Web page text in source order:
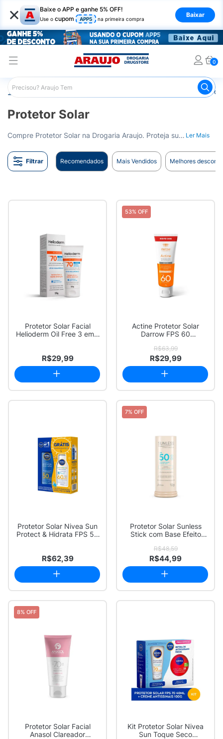
× Baixe o APP e ganhe 5% OFF!
Use o cupom APP5 na primeira compra
Baixar
0
Araujo Beleza e Cuidados
Protetor Solar
Compre Protetor Solar na Drogaria Araujo. Proteja sua pele dos raios UVA e UVB. Entrega para todo o Brasil. Ler Mais
Filtrar Recomendados Mais Vendidos Melhores
Protetor Solar Facial
Helioderm Oil Free 3 em 1
R$29,99
53% OFF
Actine Protetor Solar
Darrow FPS 60
R$63,99
R$29,99
Protetor Solar Nivea Sun
Protect & Hidrata FPS 50
R$62,39
7% OFF
Protetor Solar Sunless
Stick com Base Efeito
R$48,59
R$44,99
8% OFF
Protetor Solar Facial
Anasol Clareador
Kit Protetor Solar Nivea
Sun Toque Seco